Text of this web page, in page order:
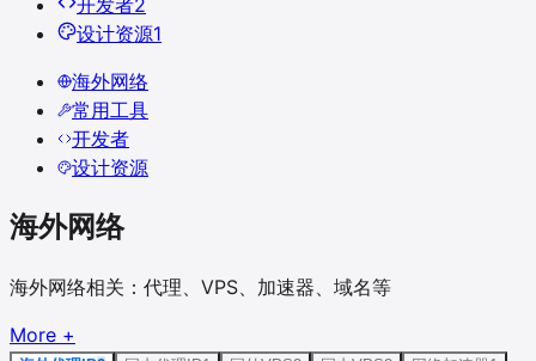
设计资源1
海外网络
常用工具
开发者
设计资源
海外网络
海外网络相关：代理、VPS、加速器、域名等
More +